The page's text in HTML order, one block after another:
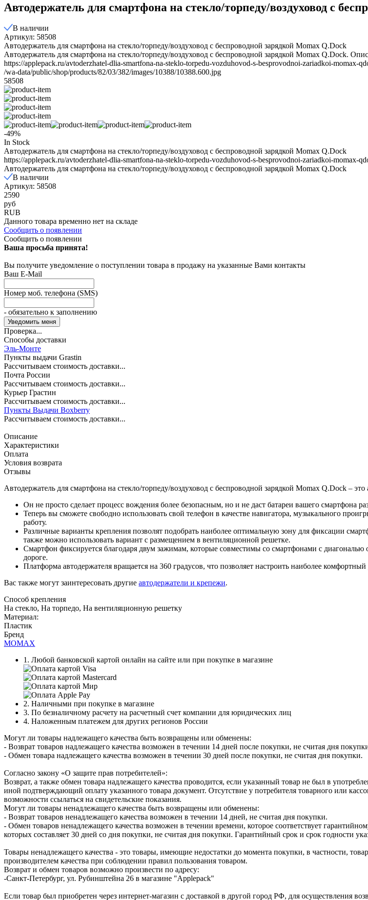
Автодержатель для смартфона на стекло/торпеду/воздуховод с
В наличии
Артикул: 58508
Автодержатель для смартфона на стекло/торпеду/воздуховод с беспроводной зарядкой Momax Q.Dock
Автодержатель для смартфона на стекло/торпеду/воздуховод с беспроводной зарядкой Momax Q.Dock.
https://applepack.ru/avtoderzhatel-dlia-smartfona-na-steklo-torpedu-vozduhovod-s-besprovodnoi-zariadkoi-momax-
/wa-data/public/shop/products/82/03/382/images/10388/10388.600.jpg
58508
-49%
In Stock
Автодержатель для смартфона на стекло/торпеду/воздуховод с беспроводной зарядкой Momax Q.Dock
https://applepack.ru/avtoderzhatel-dlia-smartfona-na-steklo-torpedu-vozduhovod-s-besprovodnoi-zariadkoi-momax-
Автодержатель для смартфона на стекло/торпеду/воздуховод с беспроводной зарядкой Momax Q.Dock
В наличии
Артикул: 58508
2590
руб
RUB
Данного товара временно нет на складе
Сообщить о появлении
Сообщить о появлении
Ваша просьба принята!
Вы получите уведомление о поступлении товара в продажу на указанные Вами контакты
Ваш E-Mail
Номер моб. телефона (SMS)
- обязательно к заполнению
Проверка...
Способы доставки
Эль-Монте
Пункты выдачи Grastin
Рассчитываем стоимость доставки...
Почта России
Рассчитываем стоимость доставки...
Курьер Грастин
Рассчитываем стоимость доставки...
Пункты Выдачи Boxberry
Рассчитываем стоимость доставки...
Описание
Характеристики
Оплата
Условия возврата
Отзывы
Автодержатель для смартфона на стекло/торпеду/воздуховод с беспроводной зарядкой Momax Q.Dock –
Он не просто сделает процесс вождения более безопасным, но и не даст батареи вашего смартфона
Теперь вы сможете свободно использовать свой телефон в качестве навигатора, музыкального
работу.
Различные варианты крепления позволят подобрать наиболее оптимальную зону для фиксации
также можно использовать вариант с размещением в вентиляционной решетке.
Смартфон фиксируется благодаря двум зажимам, которые совместимы со смартфонами с
дороге.
Платформа автодержателя вращается на 360 градусов, что позволяет настроить наиболее
Вас также могут заинтересовать другие автодержатели и крепежи.
Способ крепления
На стекло, На торпедо, На вентиляционную решетку
Материал:
Пластик
Бренд
MOMAX
1. Любой банковской картой онлайн на сайте или при покупке в магазине
2. Наличными при покупке в магазине
3. По безналичному расчету на расчетный счет компании для юридических лиц
4. Наложенным платежем для других регионов России
Могут ли товары надлежащего качества быть возвращены или обменены:
- Возврат товаров надлежащего качества возможен в течении 14 дней после покупки, не считая дня
- Обмен товара надлежащего качества возможен в течении 30 дней после покупки, не считая дня покупки.
Согласно закону «О защите прав потребителей»:
Возврат, а также обмен товара надлежащего качества проводится, если указанный товар не был в
иной подтверждающий оплату указанного товара документ. Отсутствие у потребителя товарного или
возможности ссылаться на свидетельские показания.
Могут ли товары ненадлежащего качества быть возвращены или обменены:
- Возврат товаров ненадлежащего качества возможен в течении 14 дней, не считая дня покупки.
- Обмен товаров ненадлежащего качества возможен в течении времени, которое соответствует
которых составляет 30 дней со дня покупки, не считая дня покупки. Гарантийный срок и срок годности
Товары ненадлежащего качества - это товары, имеющие недостатки до момента покупки, в частности,
производителем качества при соблюдении правил пользования товаром.
Возврат и обмен товаров возможно произвести по адресу:
-Санкт-Петербург, ул. Рубинштейна 26 в магазине "Applepack"
Если товар был приобретен через интернет-магазин с доставкой в другой город РФ, для осуществления